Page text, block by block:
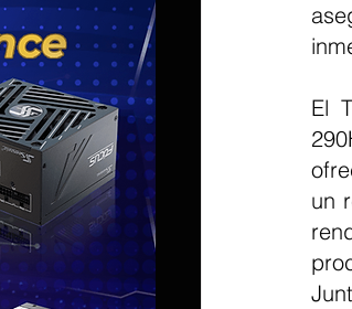
El
un